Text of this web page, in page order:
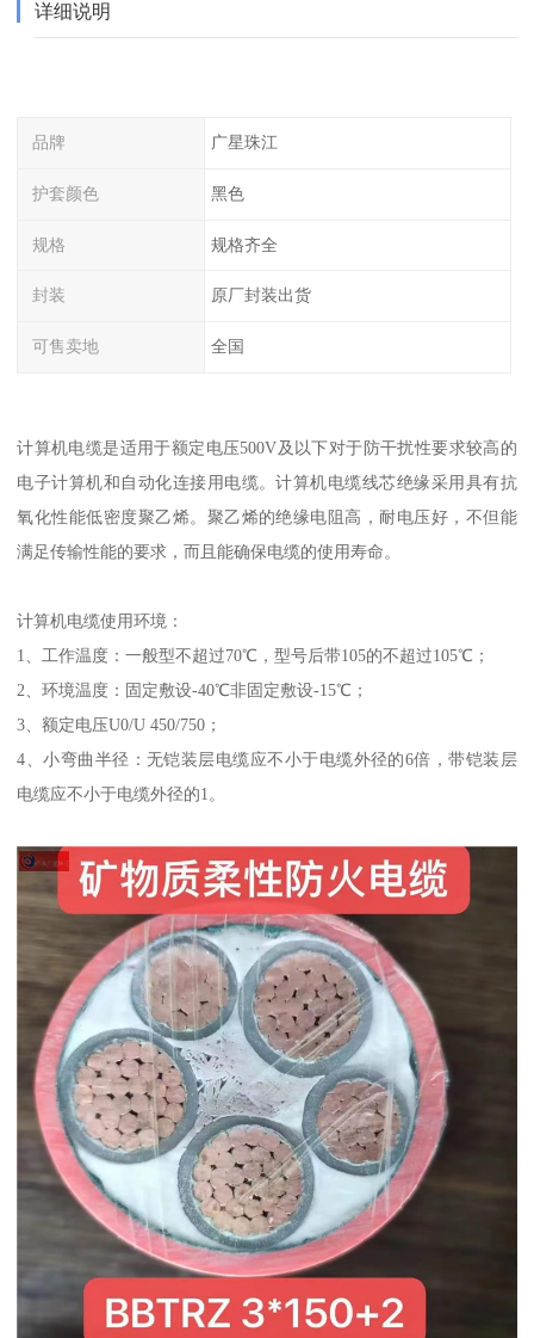
详细说明
品牌 广星珠江
护套颜色 黑色
规格 规格齐全
封装 原厂封装出货
可售卖地 全国
计算机电缆是适用于额定电压500V及以下对于防干扰性要求较高的
电子计算机和自动化连接用电缆。计算机电缆线芯绝缘采用具有抗
氧化性能低密度聚乙烯。聚乙烯的绝缘电阻高，耐电压好，不但能
满足传输性能的要求，而且能确保电缆的使用寿命。
计算机电缆使用环境：
1、工作温度：一般型不超过70℃，型号后带105的不超过105℃；
2、环境温度：固定敷设-40℃非固定敷设-15℃；
3、额定电压U0/U 450/750；
4、小弯曲半径：无铠装层电缆应不小于电缆外径的6倍，带铠装层
电缆应不小于电缆外径的1。